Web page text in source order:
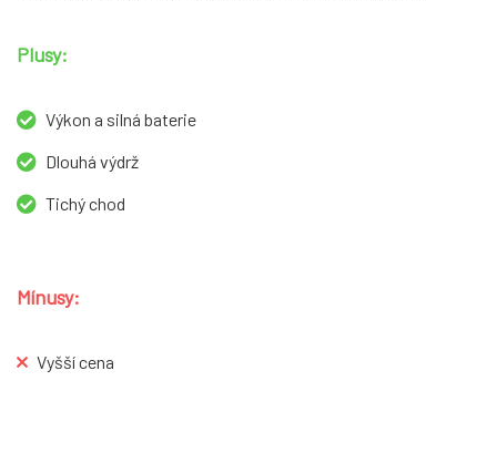
Plusy:
Výkon a silná baterie
Dlouhá výdrž
Tichý chod
Mínusy:
Vyšší cena